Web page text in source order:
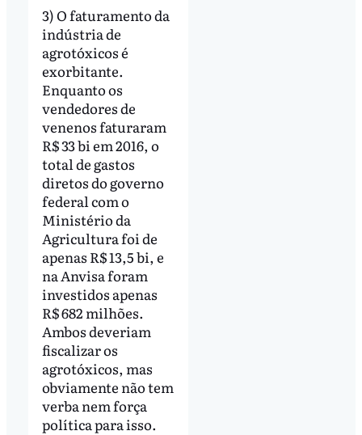
3) O faturamento da
indústria de
agrotóxicos é
exorbitante.
Enquanto os
vendedores de
venenos faturaram
R$ 33 bi em 2016, o
total de gastos
diretos do governo
federal com o
Ministério da
Agricultura foi de
apenas R$ 13,5 bi, e
na Anvisa foram
investidos apenas
R$ 682 milhões.
Ambos deveriam
fiscalizar os
agrotóxicos, mas
obviamente não tem
verba nem força
política para isso.